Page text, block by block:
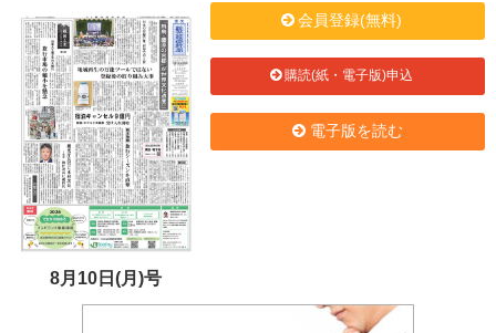
8月10日(月)号
会員登録(無料)
購読(紙・電子版)申込
電子版を読む